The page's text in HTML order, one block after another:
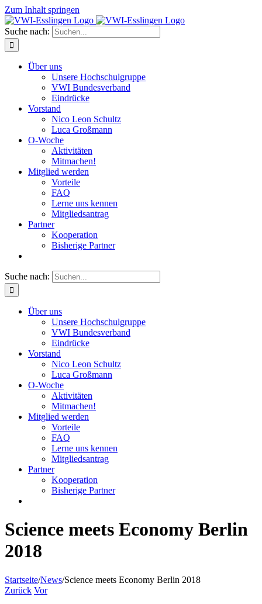
Zum Inhalt springen
Suche nach:
Über uns
Unsere Hochschulgruppe
VWI Bundesverband
Eindrücke
Vorstand
Nico Leon Schultz
Luca Großmann
O-Woche
Aktivitäten
Mitmachen!
Mitglied werden
Vorteile
FAQ
Lerne uns kennen
Mitgliedsantrag
Partner
Kooperation
Bisherige Partner
Suche nach:
Über uns
Unsere Hochschulgruppe
VWI Bundesverband
Eindrücke
Vorstand
Nico Leon Schultz
Luca Großmann
O-Woche
Aktivitäten
Mitmachen!
Mitglied werden
Vorteile
FAQ
Lerne uns kennen
Mitgliedsantrag
Partner
Kooperation
Bisherige Partner
Science meets Economy Berlin
2018
Startseite/News/Science meets Economy Berlin 2018
Zurück Vor